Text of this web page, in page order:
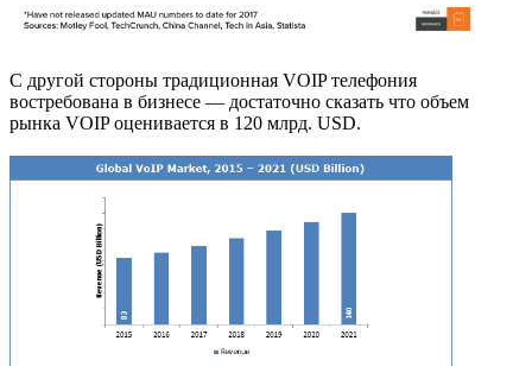
С другой стороны традиционная VOIP телефония
востребована в бизнесе — достаточно сказать что объем
рынка VOIP оценивается в 120 млрд. USD.